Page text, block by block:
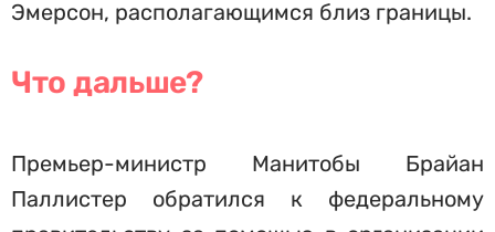
Эмерсон, располагающимся близ границы.
Что дальше?
Премьер-министр Манитобы Брайан
Паллистер обратился к федеральному